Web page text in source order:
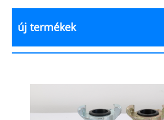
új termékek